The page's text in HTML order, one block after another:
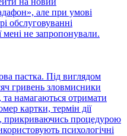
але при умові
обслуговуванні
мені не запропонували.
пастка. Під виглядом
гривень зловмисники
намагаються отримати
картки, термін дії
прикриваючись процедурою
психологічні